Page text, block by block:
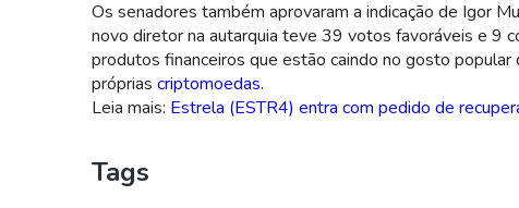
Os senadores também aprovaram a indicação de Igor
novo diretor na autarquia teve 39 votos favoráveis e 9
produtos financeiros que estão caindo no gosto popular
próprias criptomoedas.
Leia mais: Estrela (ESTR4) entra com pedido de
Tags